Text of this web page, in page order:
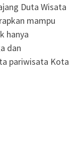
Duta Wisata
mampu
hanya
dan
pariwisata Kota